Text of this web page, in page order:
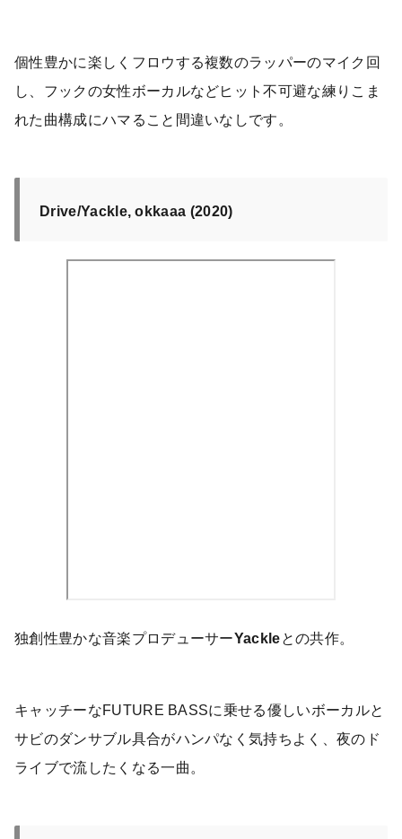
個性豊かに楽しくフロウする複数のラッパーのマイク回
し、フックの女性ボーカルなどヒット不可避な練りこま
れた曲構成にハマること間違いなしです。
Drive/Yackle, okkaaa (2020)
独創性豊かな音楽プロデューサーYackleとの共作。
キャッチーなFUTURE BASSに乗せる優しいボーカルと
サビのダンサブル具合がハンパなく気持ちよく、夜のド
ライブで流したくなる一曲。